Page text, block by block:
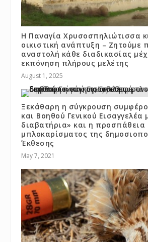
Η Παναγία Χρυσοσπηλιώτισσα
οικιστική ανάπτυξη – Ζητούμε
αναστολή κάθε διαδικασίας
εκπόνηση πλήρους μελέτης
August 1, 2025
Ξεκάθαρη η σύγκρουση
και Βοηθού Γενικού Εισαγγελέα
διαβατήρια» και η προσπάθεια
μπλοκαρίσματος της
Έκθεσης
May 7, 2021